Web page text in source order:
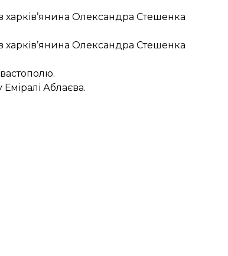
Олександра Стешенка
Олександра Стешенка
Аблаєва.